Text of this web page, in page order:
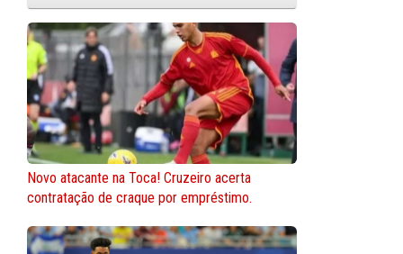
Novo atacante na Toca! Cruzeiro acerta
contratação de craque por empréstimo.